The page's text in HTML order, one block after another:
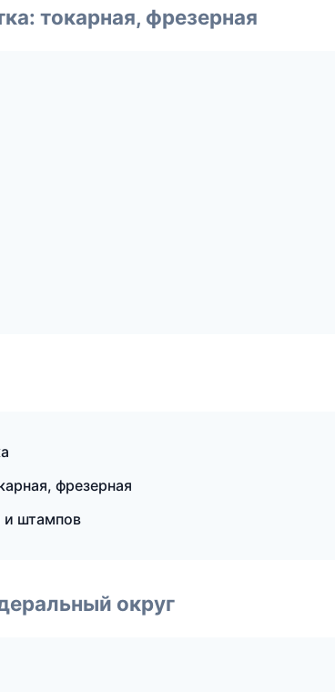
токарная, фрезерная
фрезерная
и штампов
округ